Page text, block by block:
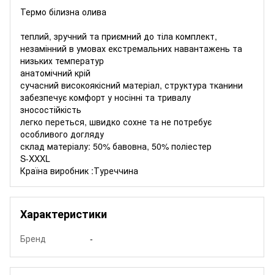
Термо білизна олива
теплий, зручний та приємний до тіла комплект,
незамінний в умовах екстремальних навантажень та
низьких температур
анатомічний крій
сучасний високоякісний матеріал, структура тканини
забезпечує комфорт у носінні та тривалу
зносостійкість
легко переться, швидко сохне та не потребує
особливого догляду
склад матеріалу: 50% бавовна, 50% поліестер
S-XXXL
Країна виробник :Туреччина
Характеристики
Бренд -